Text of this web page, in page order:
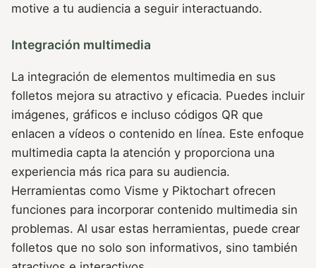
motive a tu audiencia a seguir interactuando.
Integración multimedia
La integración de elementos multimedia en sus
folletos mejora su atractivo y eficacia. Puedes incluir
imágenes, gráficos e incluso códigos QR que
enlacen a vídeos o contenido en línea. Este enfoque
multimedia capta la atención y proporciona una
experiencia más rica para su audiencia.
Herramientas como Visme y Piktochart ofrecen
funciones para incorporar contenido multimedia sin
problemas. Al usar estas herramientas, puede crear
folletos que no solo son informativos, sino también